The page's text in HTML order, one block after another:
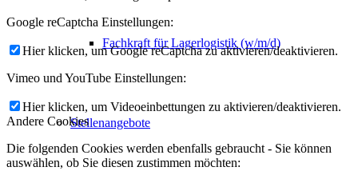
Fachkraft für Lagerlogistik (w/m/d)
Stellenangebote
Google reCaptcha Einstellungen:
Hier klicken, um Google reCaptcha zu aktivieren/deaktivieren.
Vimeo und YouTube Einstellungen:
Hier klicken, um Videoeinbettungen zu aktivieren/deaktivieren.
Andere Cookies
Die folgenden Cookies werden ebenfalls gebraucht - Sie können
auswählen, ob Sie diesen zustimmen möchten: